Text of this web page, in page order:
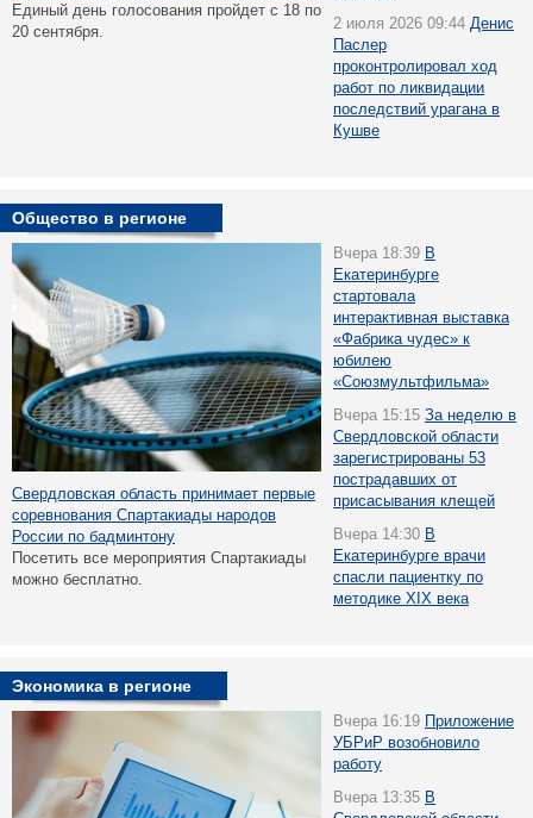
Единый день голосования пройдет с 18 по
20 сентября.
2 июля 2026 09:44 Денис
Паслер
проконтролировал ход
работ по ликвидации
последствий урагана в
Кушве
Общество в регионе
Свердловская область принимает первые
соревнования Спартакиады народов
России по бадминтону
Посетить все мероприятия Спартакиады
можно бесплатно.
Вчера 18:39 В
Екатеринбурге
стартовала
интерактивная выставка
«Фабрика чудес» к
юбилею
«Союзмультфильма»
Вчера 15:15 За неделю в
Свердловской области
зарегистрированы 53
пострадавших от
присасывания клещей
Вчера 14:30 В
Екатеринбурге врачи
спасли пациентку по
методике XIX века
Экономика в регионе
Вчера 16:19 Приложение
УБРиР возобновило
работу
Вчера 13:35 В